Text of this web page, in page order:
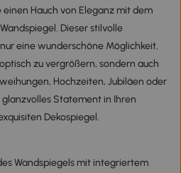
Hauch von Eleganz mit dem
Dieser stilvolle
eine wunderschöne Möglichkeit,
zu vergrößern, sondern auch
Hochzeiten, Jubiläen oder
Statement in Ihren
Dekospiegel.
Wandspiegels mit integriertem